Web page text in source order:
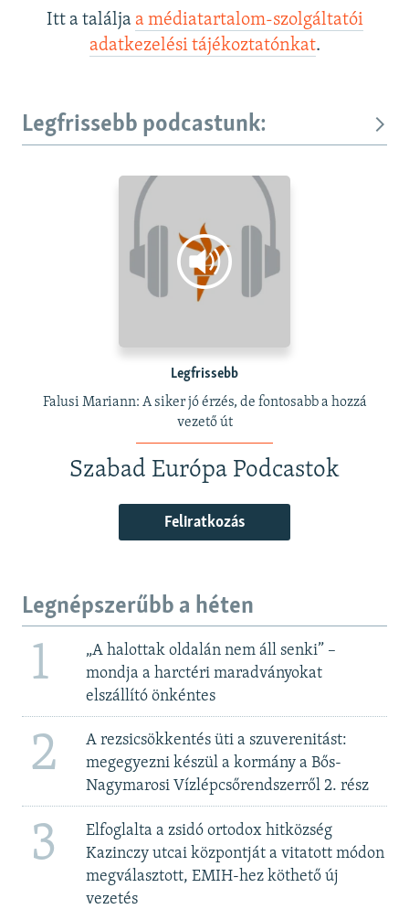
Itt a találja a médiatartalom-szolgáltatói
adatkezelési tájékoztatónkat.
Legfrissebb podcastunk:
Legfrissebb
Falusi Mariann: A siker jó érzés, de fontosabb a hozzá
vezető út
Szabad Európa Podcastok
Feliratkozás
Legnépszerűbb a héten
1
„A halottak oldalán nem áll senki” –
mondja a harctéri maradványokat
elszállító önkéntes
2
A rezsicsökkentés üti a szuverenitást:
megegyezni készül a kormány a Bős-
Nagymarosi Vízlépcsőrendszerről 2. rész
3
Elfoglalta a zsidó ortodox hitközség
Kazinczy utcai központját a vitatott módon
megválasztott, EMIH-hez köthető új
vezetés